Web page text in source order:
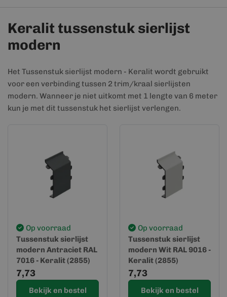
Keralit tussenstuk sierlijst
modern
Het Tussenstuk sierlijst modern - Keralit wordt gebruikt
voor een verbinding tussen 2 trim/kraal sierlijsten
modern. Wanneer je niet uitkomt met 1 lengte van 6 meter
kun je met dit tussenstuk het sierlijst verlengen.
Op voorraad
Tussenstuk sierlijst
modern Antraciet RAL
7016 - Keralit (2855)
7,73
Bekijk en bestel
Op voorraad
Tussenstuk sierlijst
modern Wit RAL 9016 -
Keralit (2855)
7,73
Bekijk en bestel